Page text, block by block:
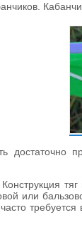
достаточно
или